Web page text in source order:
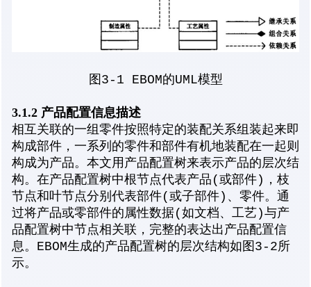
图3-1 EBOM的UML模型
3.1.2 产品配置信息描述
相互关联的一组零件按照特定的装配关系组装起来即
构成部件，一系列的零件和部件有机地装配在一起则
构成为产品。本文用产品配置树来表示产品的层次结
构。在产品配置树中根节点代表产品(或部件)，枝
节点和叶节点分别代表部件(或子部件)、零件。通
过将产品或零部件的属性数据(如文档、工艺)与产
品配置树中节点相关联，完整的表达出产品配置信
息。EBOM生成的产品配置树的层次结构如图3-2所
示。